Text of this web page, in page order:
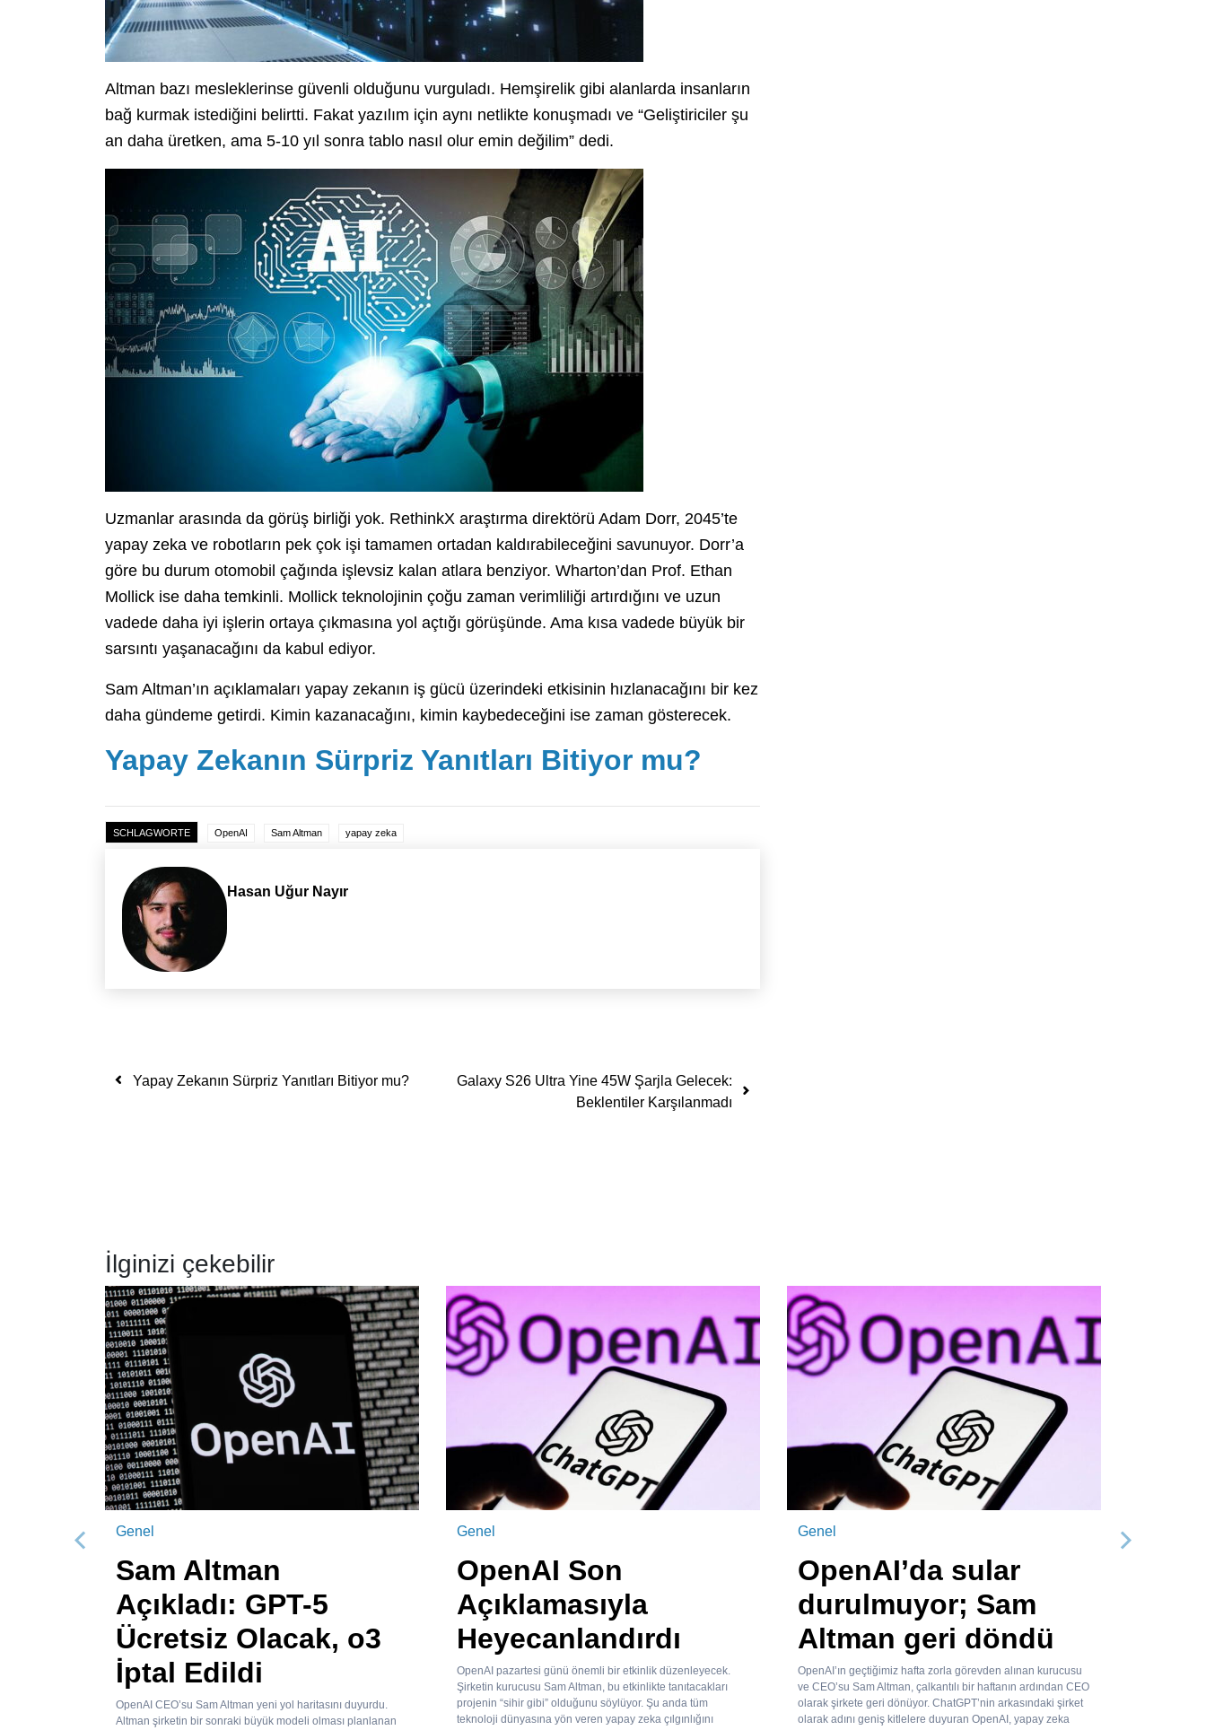
Altman bazı mesleklerinse güvenli olduğunu vurguladı. Hemşirelik gibi alanlarda insanların
bağ kurmak istediğini belirtti. Fakat yazılım için aynı netlikte konuşmadı ve “Geliştiriciler şu
an daha üretken, ama 5-10 yıl sonra tablo nasıl olur emin değilim” dedi.
Uzmanlar arasında da görüş birliği yok. RethinkX araştırma direktörü Adam Dorr, 2045’te
yapay zeka ve robotların pek çok işi tamamen ortadan kaldırabileceğini savunuyor. Dorr’a
göre bu durum otomobil çağında işlevsiz kalan atlara benziyor. Wharton’dan Prof. Ethan
Mollick ise daha temkinli. Mollick teknolojinin çoğu zaman verimliliği artırdığını ve uzun
vadede daha iyi işlerin ortaya çıkmasına yol açtığı görüşünde. Ama kısa vadede büyük bir
sarsıntı yaşanacağını da kabul ediyor.
Sam Altman’ın açıklamaları yapay zekanın iş gücü üzerindeki etkisinin hızlanacağını bir kez
daha gündeme getirdi. Kimin kazanacağını, kimin kaybedeceğini ise zaman gösterecek.
Yapay Zekanın Sürpriz Yanıtları Bitiyor mu?
SCHLAGWORTE OpenAI Sam Altman yapay zeka
Hasan Uğur Nayır
Yazı dolaşımı
Yapay Zekanın Sürpriz Yanıtları Bitiyor mu?
Galaxy S26 Ultra Yine 45W Şarjla Gelecek:
Beklentiler Karşılanmadı
İlginizi çekebilir
Genel
Sam Altman
Açıkladı: GPT-5
Ücretsiz Olacak, o3
İptal Edildi
OpenAI CEO’su Sam Altman yeni yol haritasını duyurdu.
Altman şirketin bir sonraki büyük modeli olması planlanan
Genel
OpenAI Son
Açıklamasıyla
Heyecanlandırdı
OpenAI pazartesi günü önemli bir etkinlik düzenleyecek.
Şirketin kurucusu Sam Altman, bu etkinlikte tanıtacakları
projenin “sihir gibi” olduğunu söylüyor. Şu anda tüm
teknoloji dünyasına yön veren yapay zeka çılgınlığını
Genel
OpenAI’da sular
durulmuyor; Sam
Altman geri döndü
OpenAI’ın geçtiğimiz hafta zorla görevden alınan kurucusu
ve CEO’su Sam Altman, çalkantılı bir haftanın ardından CEO
olarak şirkete geri dönüyor. ChatGPT’nin arkasındaki şirket
olarak adını geniş kitlelere duyuran OpenAI, yapay zeka
Önceki Sonraki